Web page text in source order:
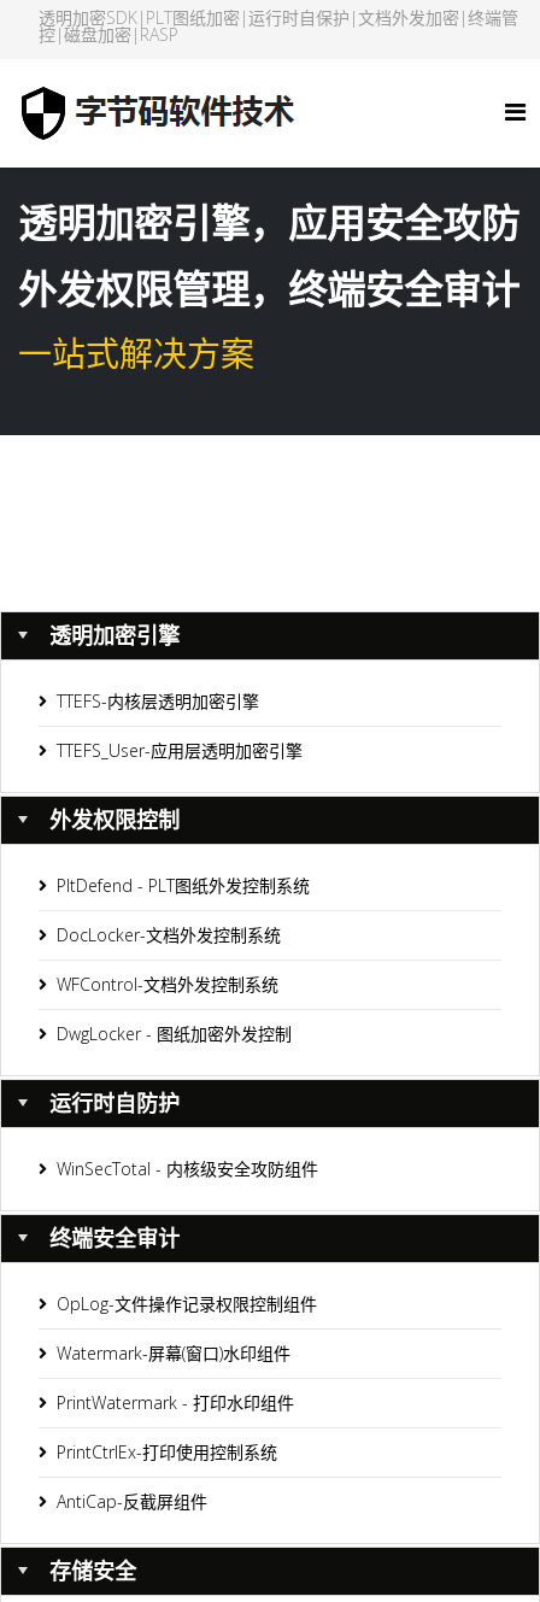
透明加密SDK|PLT图纸加密|运行时自保护|文档外发加密|终端管
控|磁盘加密|RASP
透明加密引擎，应用安全攻防
外发权限管理，终端安全审计
一站式解决方案
透明加密引擎
TTEFS-内核层透明加密引擎
TTEFS_User-应用层透明加密引擎
外发权限控制
PltDefend - PLT图纸外发控制系统
DocLocker-文档外发控制系统
WFControl-文档外发控制系统
DwgLocker - 图纸加密外发控制
运行时自防护
WinSecTotal - 内核级安全攻防组件
终端安全审计
OpLog-文件操作记录权限控制组件
Watermark-屏幕(窗口)水印组件
PrintWatermark - 打印水印组件
PrintCtrlEx-打印使用控制系统
AntiCap-反截屏组件
存储安全